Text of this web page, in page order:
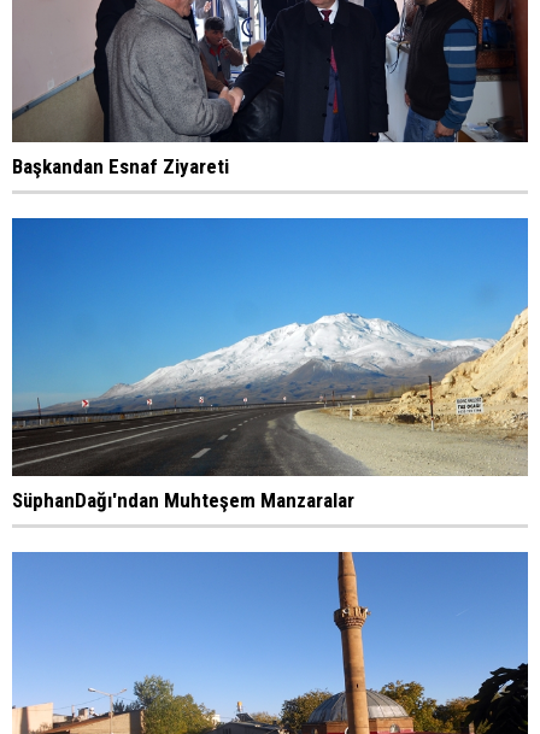
Başkandan Esnaf Ziyareti
SüphanDağı'ndan Muhteşem Manzaralar